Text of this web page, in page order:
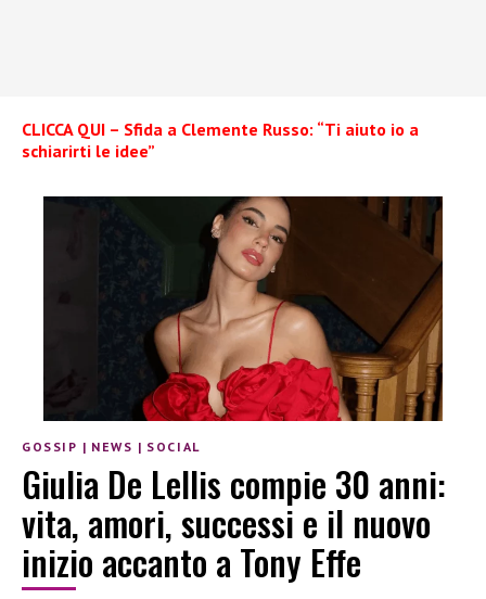
CLICCA QUI – Sfida a Clemente Russo: “Ti aiuto io a
schiarirti le idee”
GOSSIP | NEWS | SOCIAL
Giulia De Lellis compie 30 anni:
vita, amori, successi e il nuovo
inizio accanto a Tony Effe